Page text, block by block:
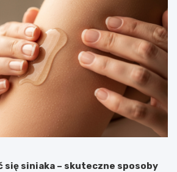
się siniaka – skuteczne sposoby